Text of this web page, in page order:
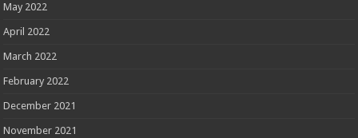
May 2022
April 2022
March 2022
February 2022
December 2021
November 2021